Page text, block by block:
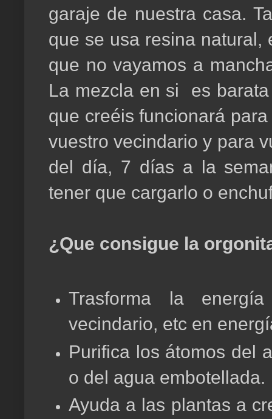
garaje de nuestra casa.
que se usa resina natural,
que no vayamos a
La mezcla en si es
que creéis funcionará
vuestro vecindario y para
del día, 7 días a la
tener que cargarlo o
¿Que consigue la
Trasforma la
vecindario, etc en
Purifica los átomos del
o del agua embotellada.
Ayuda a las plantas a